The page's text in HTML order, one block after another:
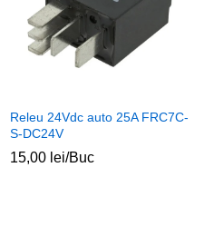
Releu 24Vdc auto 25A FRC7C-
S-DC24V
15,00 lei/Buc